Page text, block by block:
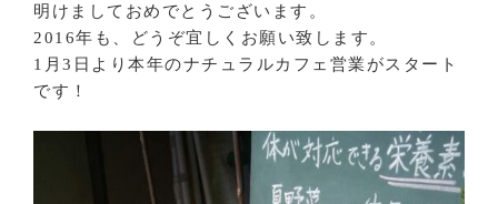
明けましておめでとうございます。
2016年も、どうぞ宜しくお願い致します。
1月3日より本年のナチュラルカフェ営業がスタート
です！